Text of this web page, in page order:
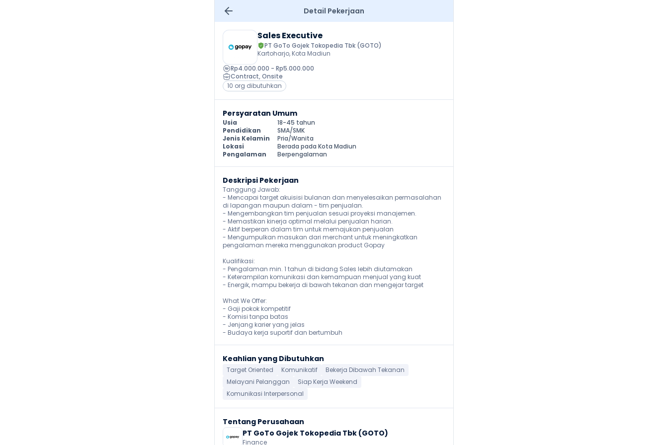
Detail Pekerjaan
Sales Executive
PT GoTo Gojek Tokopedia Tbk (GOTO)
Kartoharjo, Kota Madiun
Rp4.000.000 - Rp5.000.000
Contract, Onsite
10 org dibutuhkan
Persyaratan Umum
Usia
18-45 tahun
Pendidikan
SMA/SMK
Jenis Kelamin
Pria/Wanita
Lokasi
Berada pada Kota Madiun
Pengalaman
Berpengalaman
Deskripsi Pekerjaan
Tanggung Jawab:
- Mencapai target akuisisi bulanan dan menyelesaikan permasalahan
di lapangan maupun dalam - tim penjualan.
- Mengembangkan tim penjualan sesuai proyeksi manajemen.
- Memastikan kinerja optimal melalui penjualan harian.
- Aktif berperan dalam tim untuk memajukan penjualan
- Mengumpulkan masukan dari merchant untuk meningkatkan
pengalaman mereka menggunakan product Gopay
Kualifikasi:
- Pengalaman min. 1 tahun di bidang Sales lebih diutamakan
- Keterampilan komunikasi dan kemampuan menjual yang kuat
- Energik, mampu bekerja di bawah tekanan dan mengejar target
What We Offer:
- Gaji pokok kompetitif
- Komisi tanpa batas
- Jenjang karier yang jelas
- Budaya kerja suportif dan bertumbuh
Keahlian yang Dibutuhkan
Target Oriented Komunikatif
Bekerja Dibawah Tekanan
Melayani Pelanggan
Siap Kerja Weekend
Komunikasi Interpersonal
Tentang Perusahaan
PT GoTo Gojek Tokopedia Tbk (GOTO)
Finance